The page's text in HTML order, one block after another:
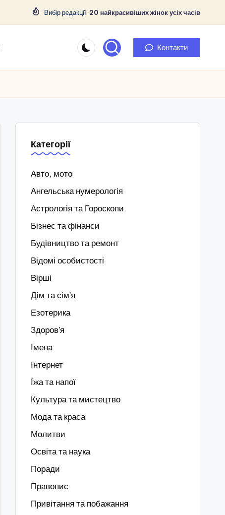
Вибір редакції: 20 найкрасивіших жінок усіх часів
Контакти
Категорії
Авто, мото
Ангельська нумерологія
Астрологія та Гороскопи
Бізнес та фінанси
Будівництво та ремонт
Відомі особистості
Вірші
Дім та сім'я
Езотерика
Здоров’я
Імена
Інтернет
Їжа та напої
Культура та мистецтво
Мода та краса
Молитви
Освіта та наука
Поради
Правопис
Привітання та побажання